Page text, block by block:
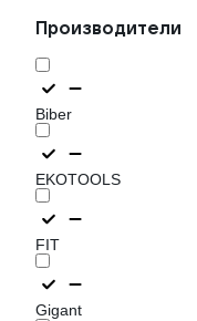
Производители
Biber
EKOTOOLS
FIT
Gigant